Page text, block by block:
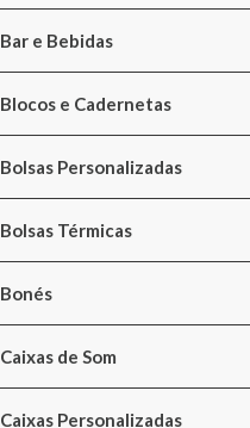
Bar e Bebidas
Blocos e Cadernetas
Bolsas Personalizadas
Bolsas Térmicas
Bonés
Caixas de Som
Caixas Personalizadas